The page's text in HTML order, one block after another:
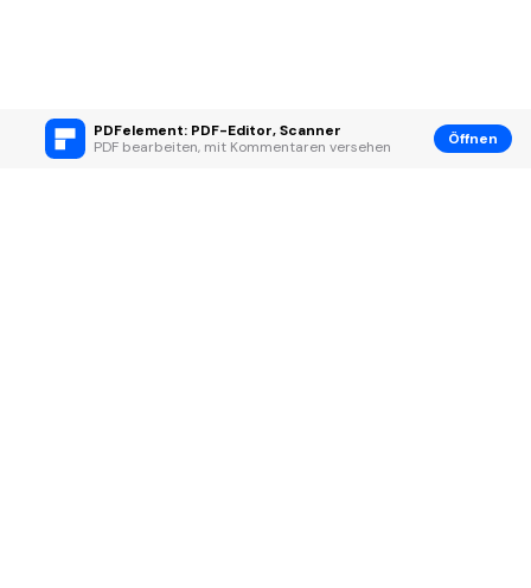
PDFelement: PDF-Editor, Scanner
PDF bearbeiten, mit Kommentaren versehen
Öffnen